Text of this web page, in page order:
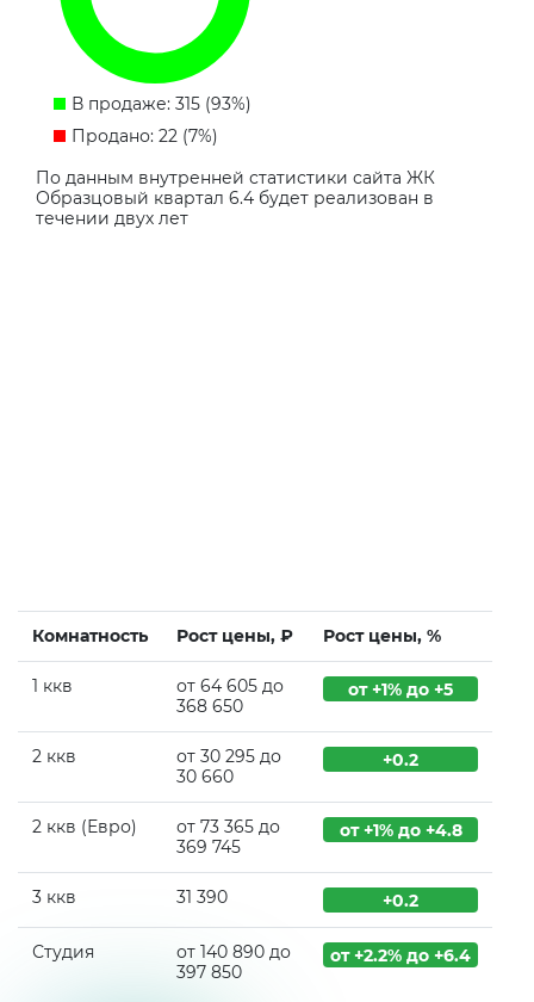
В продаже: 315 (93%)
Продано: 22 (7%)
По данным внутренней статистики сайта ЖК
Образцовый квартал 6.4 будет реализован в
течении двух лет
Комнатность Рост цены, ₽ Рост цены, %
1 ккв
от 64 605 до
368 650
от +1% до +5
2 ккв
от 30 295 до
30 660
+0.2
2 ккв (Евро)
от 73 365 до
369 745
от +1% до +4.8
3 ккв 31 390 +0.2
Студия
от 140 890 до
397 850
от +2.2% до +6.4